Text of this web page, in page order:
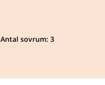
Antal sovrum: 3